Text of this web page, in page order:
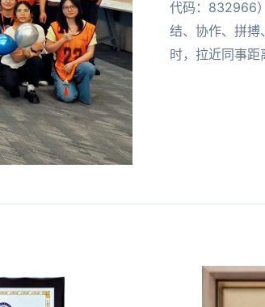
代码：832966
结、协作、拼搏
时，拉近同事距